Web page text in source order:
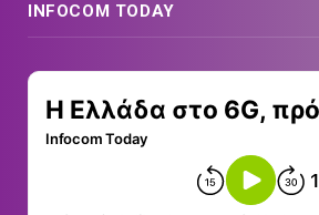
INFOCOM TODAY